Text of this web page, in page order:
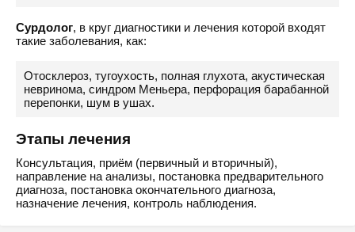
Сурдолог, в круг диагностики и лечения которой входят
такие заболевания, как:
Отосклероз, тугоухость, полная глухота, акустическая
невринома, синдром Меньера, перфорация барабанной
перепонки, шум в ушах.
Этапы лечения
Консультация, приём (первичный и вторичный),
направление на анализы, постановка предварительного
диагноза, постановка окончательного диагноза,
назначение лечения, контроль наблюдения.